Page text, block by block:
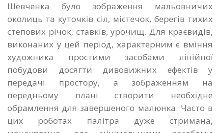
Шевченка було зображення мальовничих
околиць та куточків сіл, містечок, берегів тихих
степових річок, ставків, урочищ. Для краєвидів,
виконаних у цей період, характерним є вміння
художника простими засобами лінійної
побудови досягти дивовижних ефектів у
передачі простору, а зображенням на
передньому плані створити необхідне
обрамлення для завершеного малюнка. Часто в
цих роботах палітра дуже стримана,